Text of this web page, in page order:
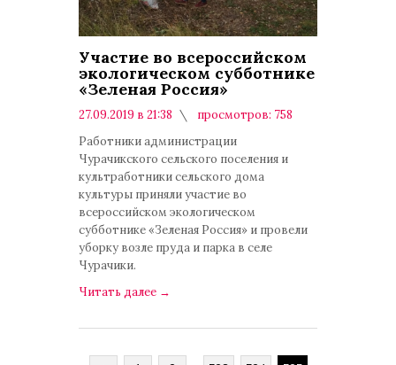
Участие во всероссийском
экологическом субботнике
«Зеленая Россия»
27.09.2019 в 21:38
просмотров: 758
Работники администрации
Чурачикского сельского поселения и
культработники сельского дома
культуры приняли участие во
всероссийском экологическом
субботнике «Зеленая Россия» и провели
уборку возле пруда и парка в селе
Чурачики.
Читать далее →